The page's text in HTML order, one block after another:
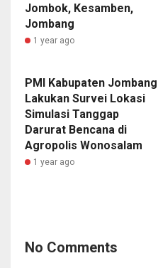
Jombok, Kesamben,
Jombang
1 year ago
PMI Kabupaten Jombang
Lakukan Survei Lokasi
Simulasi Tanggap
Darurat Bencana di
Agropolis Wonosalam
1 year ago
No Comments